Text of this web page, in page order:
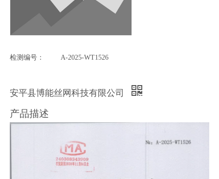
检测编号： A-2025-WT1526
安平县博能丝网科技有限公司
产品描述